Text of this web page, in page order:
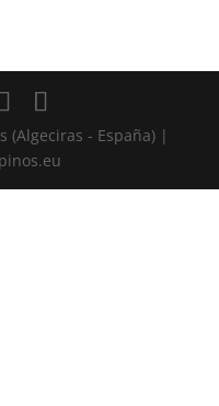
(Algeciras - España) |